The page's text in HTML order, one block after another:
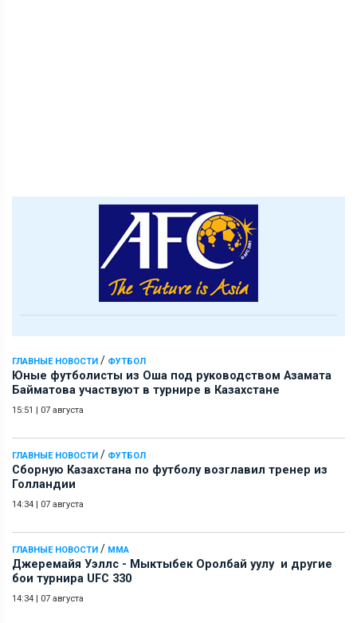
ГЛАВНЫЕ НОВОСТИ / ФУТБОЛ
Юные футболисты из Оша под руководством Азамата
Байматова участвуют в турнире в Казахстане
15:51 | 07 августа
ГЛАВНЫЕ НОВОСТИ / ФУТБОЛ
Сборную Казахстана по футболу возглавил тренер из
Голландии
14:34 | 07 августа
ГЛАВНЫЕ НОВОСТИ / ММА
Джеремайя Уэллс - Мыктыбек Оролбай уулу и другие
бои турнира UFC 330
14:34 | 07 августа